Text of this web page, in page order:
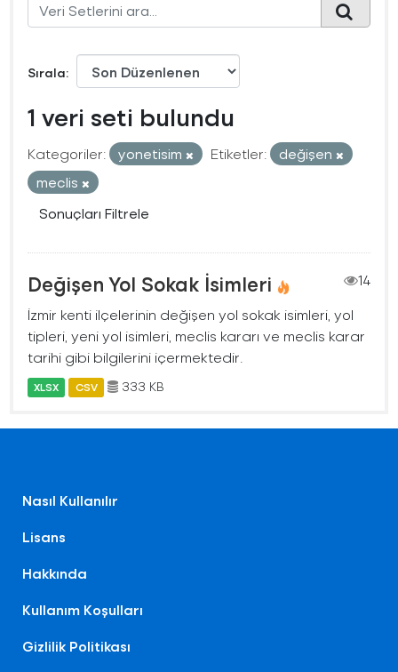
Sırala
1 veri seti bulundu
Kategoriler: yonetisim Etiketler:
değişen
meclis
Sonuçları Filtrele
Değişen Yol Sokak İsimleri
14
İzmir kenti ilçelerinin değişen yol sokak isimleri, yol
tipleri, yeni yol isimleri, meclis kararı ve meclis karar
tarihi gibi bilgilerini içermektedir.
XLSX CSV 333 KB
Nasıl Kullanılır
Lisans
Hakkında
Kullanım Koşulları
Gizlilik Politikası